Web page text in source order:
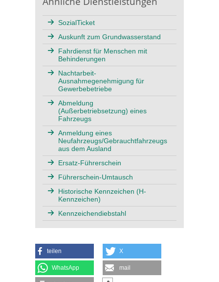
SozialTicket
Auskunft zum Grundwasserstand
Fahrdienst für Menschen mit
Behinderungen
Nachtarbeit-
Ausnahmegenehmigung für
Gewerbebetriebe
Abmeldung
(Außerbetriebsetzung) eines
Fahrzeugs
Anmeldung eines
Neufahrzeugs/Gebrauchtfahrzeugs
aus dem Ausland
Ersatz-Führerschein
Führerschein-Umtausch
Historische Kennzeichen (H-
Kennzeichen)
Kennzeichendiebstahl
teilen X
WhatsApp mail